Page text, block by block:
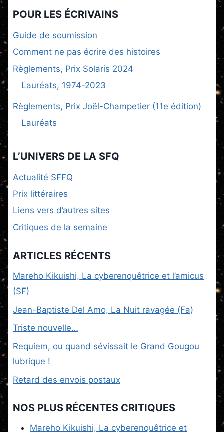
POUR LES ÉCRIVAINS
Guide de soumission
Comment ne pas écrire des histoires
Règlements, Prix Solaris 2024
Lauréats, 1974-2023
Règlements, Prix Joël-Champetier (11e édition)
Lauréats
L’UNIVERS DE LA SFQ
Actualité SFFQ
Prix littéraires
Liens vers d’autres sites
Critiques de la semaine
ARTICLES RÉCENTS
Mareho Kikuishi, La cyberenquêtrice et l’amicus
(SF)
Jean-Baptiste Del Amo, La Nuit ravagée (Fa)
Triste nouvelle…
Requiem, ou quand sévissait le Grand Gougou
lubrique !
Retard des envois postaux
NOS PLUS RÉCENTES CRITIQUES
Mareho Kikuishi, La cyberenquêtrice et